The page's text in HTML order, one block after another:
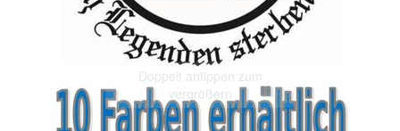
Doppelt antippen zum
vergrößern